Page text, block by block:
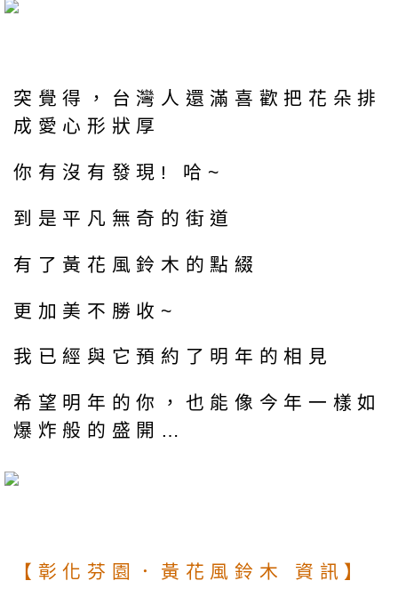
突覺得，台灣人還滿喜歡把花朵排
成愛心形狀厚
你有沒有發現! 哈~
到是平凡無奇的街道
有了黃花風鈴木的點綴
更加美不勝收~
我已經與它預約了明年的相見
希望明年的你，也能像今年一樣如
爆炸般的盛開…
【彰化芬園．黃花風鈴木 資訊】